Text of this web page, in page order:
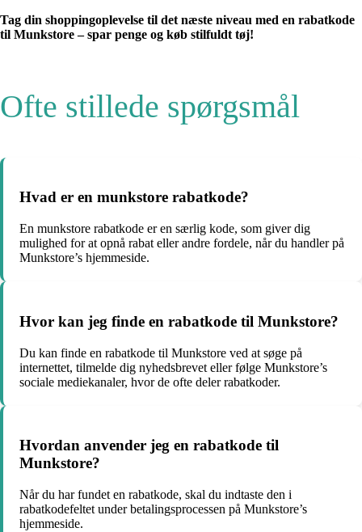
Tag din shoppingoplevelse til det næste niveau med en rabatkode
til Munkstore – spar penge og køb stilfuldt tøj!
Ofte stillede spørgsmål
Hvad er en munkstore rabatkode?
En munkstore rabatkode er en særlig kode, som giver dig
mulighed for at opnå rabat eller andre fordele, når du handler på
Munkstore’s hjemmeside.
Hvor kan jeg finde en rabatkode til Munkstore?
Du kan finde en rabatkode til Munkstore ved at søge på
internettet, tilmelde dig nyhedsbrevet eller følge Munkstore’s
sociale mediekanaler, hvor de ofte deler rabatkoder.
Hvordan anvender jeg en rabatkode til
Munkstore?
Når du har fundet en rabatkode, skal du indtaste den i
rabatkodefeltet under betalingsprocessen på Munkstore’s
hjemmeside.